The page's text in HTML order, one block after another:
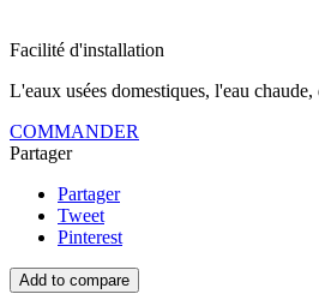
Facilité d'installation
L'eaux usées domestiques, l'eau chaude,
COMMANDER
Partager
Partager
Tweet
Pinterest
Add to compare